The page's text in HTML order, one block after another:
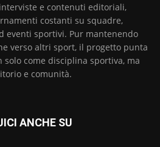
e contenuti editoriali,
costanti su squadre,
eventi sportivi. Pur mantenendo
verso altri sport, il progetto punta
solo come disciplina sportiva, ma
e comunità.
ANCHE SU